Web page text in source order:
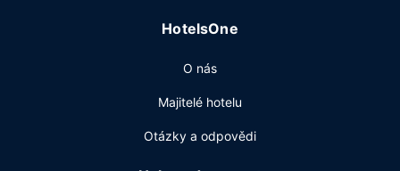
HotelsOne
O nás
Majitelé hotelu
Otázky a odpovědi